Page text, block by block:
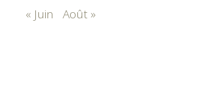
« Juin Août »